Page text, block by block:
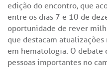
edição do encontro, que
entre os dias 7 e 10 de
oportunidade de rever
que destacam
em hematologia. O debate
pessoas importantes no